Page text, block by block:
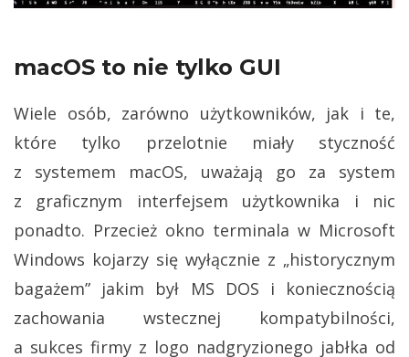
macOS to nie tylko GUI
Wiele osób, zarówno użytkowników, jak i te,
które tylko przelotnie miały styczność
z systemem macOS, uważają go za system
z graficznym interfejsem użytkownika i nic
ponadto. Przecież okno terminala w Microsoft
Windows kojarzy się wyłącznie z „historycznym
bagażem” jakim był MS DOS i koniecznością
zachowania wstecznej kompatybilności,
a sukces firmy z logo nadgryzionego jabłka od